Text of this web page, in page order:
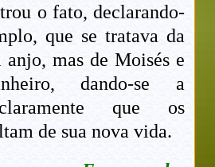
o fato, declarando-
que se tratava da
mas de Moisés e
dando-se a
que os
de sua nova vida.